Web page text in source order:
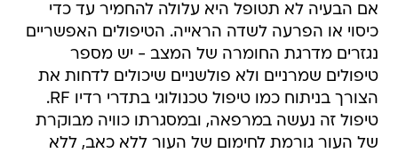
אם הבעיה לא תטופל היא עלולה להחמיר עד כדי
כיסוי או הפרעה לשדה הראייה. הטיפולים האפשריים
נגזרים מדרגת החומרה של המצב - יש מספר
טיפולים שמרניים ולא פולשניים שיכולים לדחות את
הצורך בניתוח כמו טיפול טכנולוגי בתדרי רדיו RF.
טיפול זה נעשה במרפאה, ובמסגרתו כוויה מבוקרת
של העור גורמת לחימום של העור ללא כאב, ללא